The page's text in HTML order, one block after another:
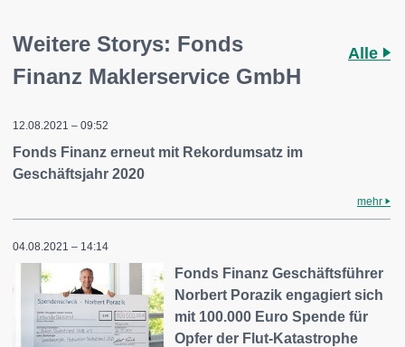
Weitere Storys: Fonds
Finanz Maklerservice GmbH
Alle
12.08.2021 – 09:52
Fonds Finanz erneut mit Rekordumsatz im
Geschäftsjahr 2020
mehr
04.08.2021 – 14:14
Fonds Finanz Geschäftsführer
Norbert Porazik engagiert sich
mit 100.000 Euro Spende für
Opfer der Flut-Katastrophe